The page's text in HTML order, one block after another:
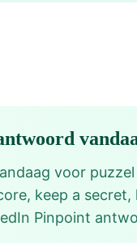
voor
keep a
Pinpoint